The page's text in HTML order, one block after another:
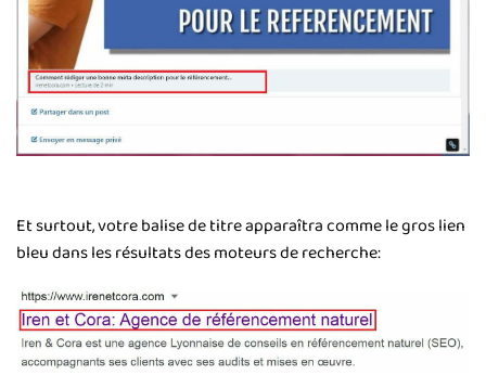
Et surtout, votre balise de titre apparaîtra comme le gros lien
bleu dans les résultats des moteurs de recherche: